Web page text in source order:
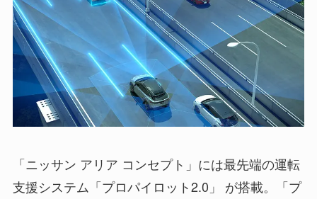
「ニッサン アリア コンセプト」には最先端の運転
支援システム「プロパイロット2.0」 が搭載。「プ